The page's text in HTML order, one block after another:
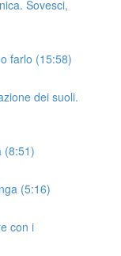
Sovesci,
farlo (15:58)
dei suoli.
(8:51)
(5:16)
con i